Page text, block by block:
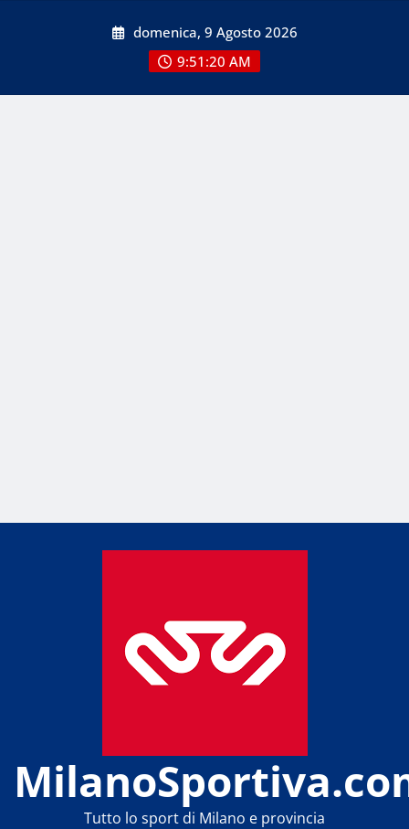
domenica, 9 Agosto 2026
9:51:21 AM
Tutto lo sport di Milano e provincia